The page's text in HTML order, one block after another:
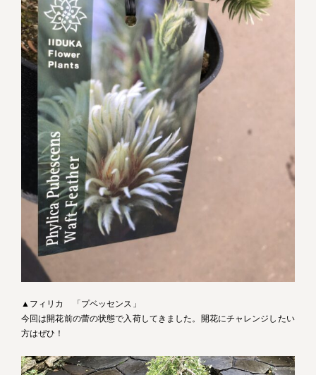
▲フィリカ 「プベッセンス」
今回は開花前の蕾の状態で入荷してきました。開花にチャレンジしたい
方はぜひ！